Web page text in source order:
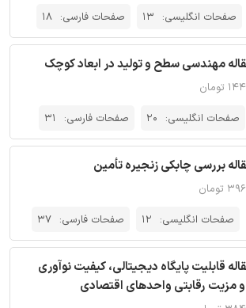
صفحات انگلیسی: 13 صفحات فارسی: 18
مهندسی سطح و تولید در ابعاد کوچک
صفحات انگلیسی: 20 صفحات فارسی: 31
بررسی چابکی زنجیره تأمین
صفحات انگلیسی: 12 صفحات فارسی: 37
قابلیت پایگاه دیجیتالی، کیفیت نوآوری
رقابتی واحدهای اقتصادی